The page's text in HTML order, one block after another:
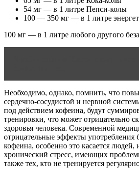
54 мг — в 1 литре Пепси-колы
100 — 350 мг — в 1 литре
100 мг — в 1 литре любого другого
Необходимо, однако, помнить, что
сердечно-сосудистой и нервной
под действием кофеина, будут
тренировки, что может отрицательно
здоровья человека. Современной
отрицательные эффекты употребления
кофеина, особенно это касается
хронический стресс, имеющих
также тех, кто не тренируется